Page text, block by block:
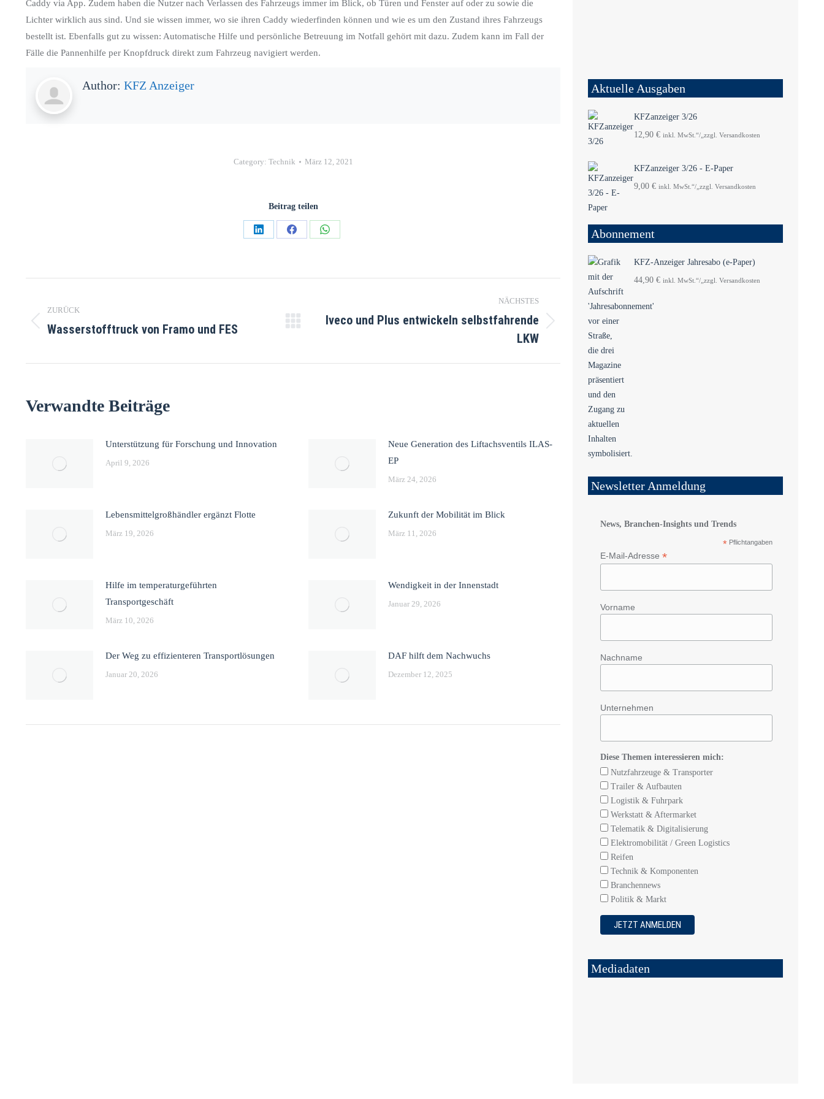
Caddy via App. Zudem haben die Nutzer nach Verlassen des Fahrzeugs immer im Blick, ob Türen und Fenster auf oder zu sowie die
Lichter wirklich aus sind. Und sie wissen immer, wo sie ihren Caddy wiederfinden können und wie es um den Zustand ihres Fahrzeugs
bestellt ist. Ebenfalls gut zu wissen: Automatische Hilfe und persönliche Betreuung im Notfall gehört mit dazu. Zudem kann im Fall der
Fälle die Pannenhilfe per Knopfdruck direkt zum Fahrzeug navigiert werden.
Author: KFZ Anzeiger
Category: Technik März 12, 2021
Beitrag teilen
ZURÜCK
Wasserstofftruck von Framo und FES
NÄCHSTES
Iveco und Plus entwickeln selbstfahrende
LKW
Verwandte Beiträge
Unterstützung für Forschung und Innovation
April 9, 2026
Neue Generation des Liftachsventils ILAS-
EP
März 24, 2026
Lebensmittelgroßhändler ergänzt Flotte
März 19, 2026
Zukunft der Mobilität im Blick
März 11, 2026
Hilfe im temperaturgeführten
Transportgeschäft
März 10, 2026
Wendigkeit in der Innenstadt
Januar 29, 2026
Der Weg zu effizienteren Transportlösungen
Januar 20, 2026
DAF hilft dem Nachwuchs
Dezember 12, 2025
Aktuelle Ausgaben
KFZanzeiger 3/26
12,90 € inkl. MwSt.“/„zzgl. Versandkosten
KFZanzeiger 3/26 - E-Paper
9,00 € inkl. MwSt.“/„zzgl. Versandkosten
Abonnement
KFZ-Anzeiger Jahresabo (e-Paper)
44,90 € inkl. MwSt.“/„zzgl. Versandkosten
Newsletter Anmeldung
News, Branchen-Insights und Trends
* Pflichtangaben
E-Mail-Adresse *
Vorname
Nachname
Unternehmen
Diese Themen interessieren mich:
Nutzfahrzeuge & Transporter
Trailer & Aufbauten
Logistik & Fuhrpark
Werkstatt & Aftermarket
Telematik & Digitalisierung
Elektromobilität / Green Logistics
Reifen
Technik & Komponenten
Branchennews
Politik & Markt
Mediadaten